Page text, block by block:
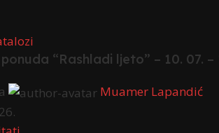
“Rashladi ljeto” – 10. 07. –
Muamer Lapandić